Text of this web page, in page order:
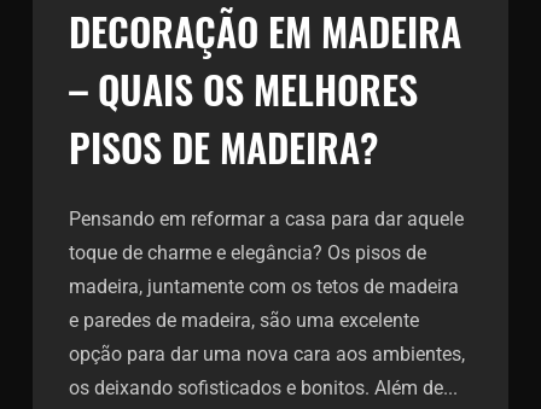
DECORAÇÃO EM MADEIRA
– QUAIS OS MELHORES
PISOS DE MADEIRA?
Pensando em reformar a casa para dar aquele
toque de charme e elegância? Os pisos de
madeira, juntamente com os tetos de madeira
e paredes de madeira, são uma excelente
opção para dar uma nova cara aos ambientes,
os deixando sofisticados e bonitos. Além de...